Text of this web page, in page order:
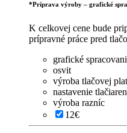
*Príprava výroby – grafické
K celkovej cene bude
prípravné práce pred
grafické
osvit
výroba tlačovej
nastavenie
výroba razníc
12€